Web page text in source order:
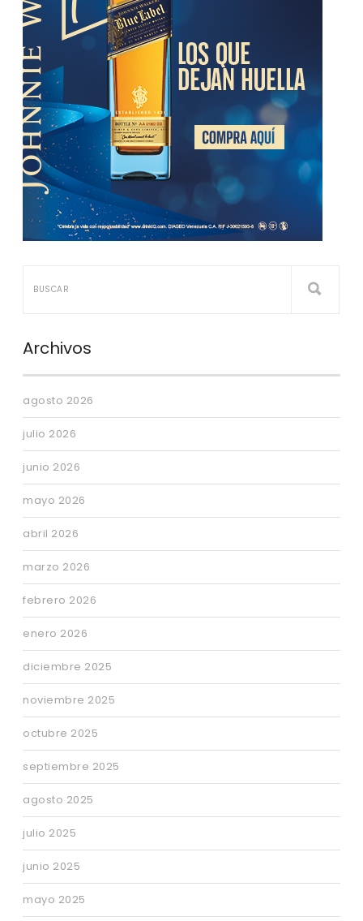
Archivos
agosto 2026
julio 2026
junio 2026
mayo 2026
abril 2026
marzo 2026
febrero 2026
enero 2026
diciembre 2025
noviembre 2025
octubre 2025
septiembre 2025
agosto 2025
julio 2025
junio 2025
mayo 2025